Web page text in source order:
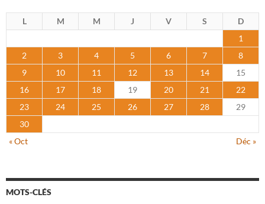
L M M J V S
D
1
2
3 4 5 6 7
8
9
10 11 12 13 14
15
16
17 18 19 20 21
22
23
24 25 26 27 28
29
30
« Oct
Déc »
MOTS-CLÉS